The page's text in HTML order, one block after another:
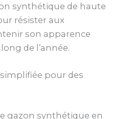
synthétique de haute
résister aux
son apparence
de l’année.
pour des
gazon synthétique en